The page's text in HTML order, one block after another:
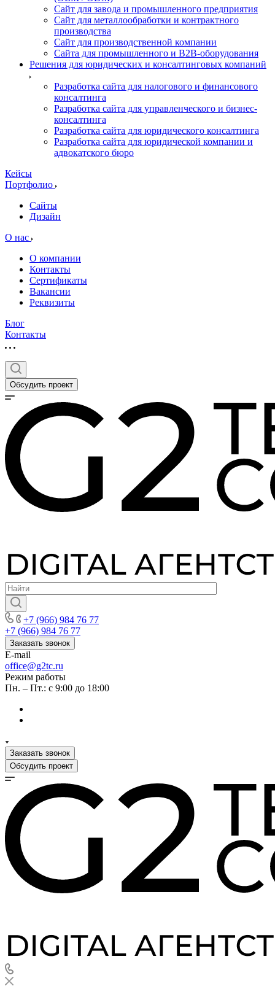
Сайт для завода и промышленного предприятия
Сайт для металлообработки и контрактного
производства
Сайт для производственной компании
Сайта для промышленного и B2B-оборудования
Решения для юридических и консалтинговых компаний
Разработка сайта для налогового и финансового
консалтинга
Разработка сайта для управленческого и бизнес-
консалтинга
Разработка сайта для юридического консалтинга
Разработка сайта для юридической компании и
адвокатского бюро
Кейсы
Портфолио
Сайты
Дизайн
О нас
О компании
Контакты
Сертификаты
Вакансии
Реквизиты
Блог
Контакты
Обсудить проект
+7 (966) 984 76 77
+7 (966) 984 76 77
Заказать звонок
E-mail
office@g2tc.ru
Режим работы
Пн. – Пт.: с 9:00 до 18:00
Заказать звонок
Обсудить проект